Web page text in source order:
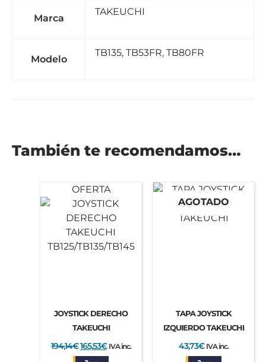
Marca
TAKEUCHI
Modelo
TB135, TB53FR, TB80FR
También te recomendamos…
OFERTA
JOYSTICK DERECHO
TAKEUCHI
194,14€
El
original
era:
165,53€
El
actual
es:
IVA inc.
AGOTADO
TAPA JOYSTICK
IZQUIERDO TAKEUCHI
43,73€ IVA inc.